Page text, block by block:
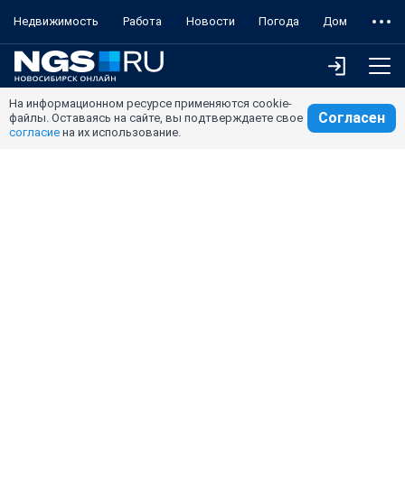
Недвижимость Работа Новости Погода Дом
На информационном ресурсе применяются cookie-
файлы. Оставаясь на сайте, вы подтверждаете свое
согласие на их использование.
Согласен